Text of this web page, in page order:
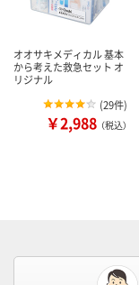
オオサキメディカル 基本
から考えた救急セット オ
リジナル
(29件)
￥2,988 （税込）